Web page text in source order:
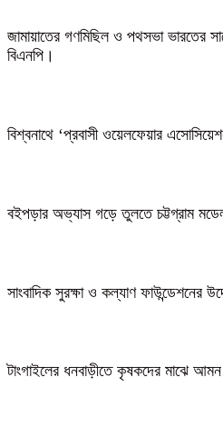
জামায়াতের গণমিছিল ও পথসভা ভারতের
বিএনপি।
বিশ্বনাথে ‘প্রবাসী ওয়েলফেয়ার
বইপড়ার অভ্যাস গড়ে তুলতে চট্টগ্রাম
সাংবাদিক সুরক্ষা ও কল্যাণ ফাউন্ডেশনের
টাংগাইলের ধনবাড়ীতে কৃষকদের মাঝে